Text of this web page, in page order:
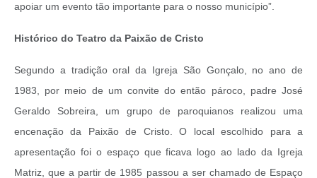
apoiar um evento tão importante para o nosso município”.
Histórico do Teatro da Paixão de Cristo
Segundo a tradição oral da Igreja São Gonçalo, no ano de
1983, por meio de um convite do então pároco, padre José
Geraldo Sobreira, um grupo de paroquianos realizou uma
encenação da Paixão de Cristo. O local escolhido para a
apresentação foi o espaço que ficava logo ao lado da Igreja
Matriz, que a partir de 1985 passou a ser chamado de Espaço